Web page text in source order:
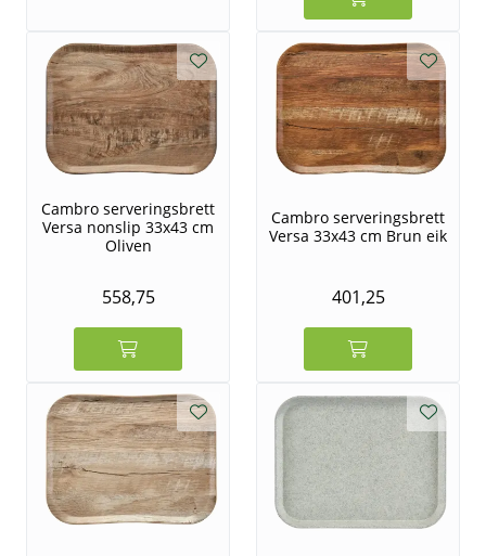
Cambro serveringsbrett
Versa nonslip 33x43 cm
Oliven
558,75
Cambro serveringsbrett
Versa 33x43 cm Brun eik
401,25